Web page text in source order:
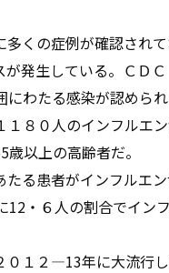
くの症例が確認され
発生している。ＣＤ
わたる感染が認めら
８０人のインフルエ
以上の高齢者だ。
る患者がインフルエ
・６人の割合でイン
１２―13年に大流行し